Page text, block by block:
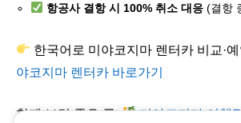
항공사 결항 시 100% 취소 대응 (결항
한국어로 미야코지마 렌터카 비교·
야코지마 렌터카 바로가기
함께 보면 좋은 글:
미야코지마 여행